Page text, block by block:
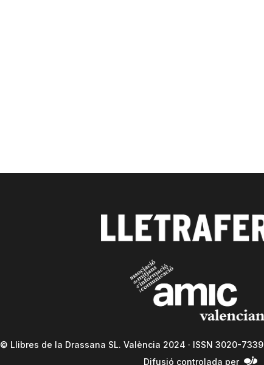
© Llibres de la Drassana SL. València 2024 · ISSN 3020-7339
Difusió controlada per